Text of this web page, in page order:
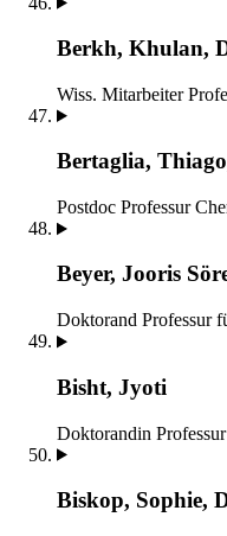
Berkh, Khulan,
Wiss. Mitarbeiter
Bertaglia,
Postdoc Professur
Beyer, Jooris
Doktorand Professur
Bisht, Jyoti
Doktorandin
Biskop, Sophie,